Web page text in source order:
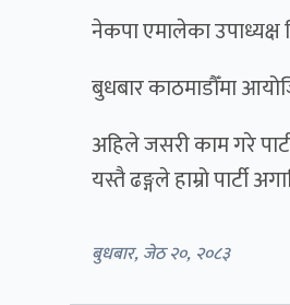
नेकपा एमालेका
बुधबार काठमाडौँमा
अहिले जसरी काम गरे
यस्तै ढङ्गले हाम्रो पार्टी
बुधबार, जेठ २०, २०८३